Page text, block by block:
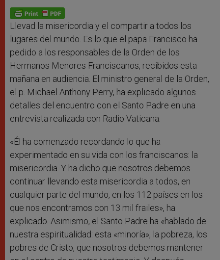
p
p
g
e
r
o
k
Llevad la misericordia y el compartir a todos los
lugares del mundo. Es lo que el papa Francisco ha
pedido a los responsables de la Orden de los
Hermanos Menores Franciscanos, recibidos esta
mañana en audiencia. El ministro general de la Orden,
el p. Michael Anthony Perry, ha explicado algunos
detalles del encuentro con el Santo Padre en una
entrevista realizada con Radio Vaticana.
«Él ha comenzado recordando lo que ha
experimentado en su vida con los franciscanos: la
misericordia. Y ha dicho que nosotros debemos
continuar llevando esta misericordia a todos, en
cualquier parte del mundo, en los 112 países en los
que nos encontramos con 13 mil frailes», ha
explicado. Asimismo, el Santo Padre ha «hablado de
nuestra espiritualidad: esta «minoría», la pobreza, los
pobres de Cristo, que nosotros debemos mantener